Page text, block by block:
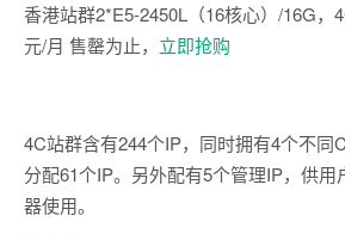
香港站群2*E5-2450L （16核心） /16G，
元/月 售罄为止， 立即抢购
4C站群含有244个IP，同时拥有4个不同C
分配61个IP。另外配有5个管理IP，供用
器使用。